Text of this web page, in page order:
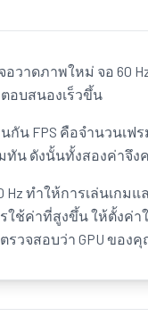
าดภาพใหม่ จอ 60
อบสนองเร็วขึ้น
กัน FPS คือจำนวนเ
ทัน ดังนั้นทั้งสองค่าจึ
Hz ทำให้การเล่นเ
ช้ค่าที่สูงขึ้น ให้ตั้งค่
รวจสอบว่า GPU ของ